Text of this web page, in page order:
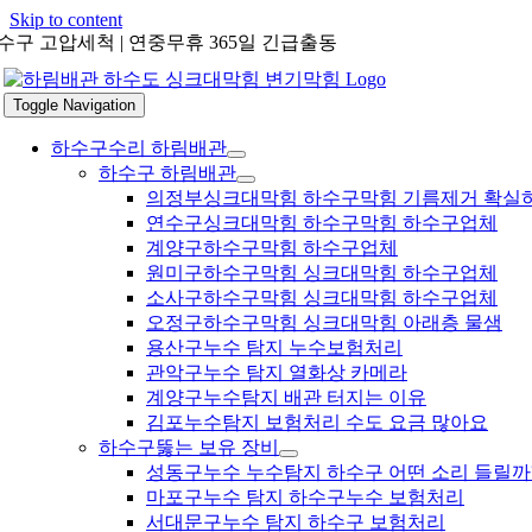
Skip to content
구 고압세척 | 연중무휴 365일 긴급출동
Toggle Navigation
하수구수리 하림배관
하수구 하림배관
의정부싱크대막힘 하수구막힘 기름제거 확실
연수구싱크대막힘 하수구막힘 하수구업체
계양구하수구막힘 하수구업체
원미구하수구막힘 싱크대막힘 하수구업체
소사구하수구막힘 싱크대막힘 하수구업체
오정구하수구막힘 싱크대막힘 아래층 물샘
용산구누수 탐지 누수보험처리
관악구누수 탐지 열화상 카메라
계양구누수탐지 배관 터지는 이유
김포누수탐지 보험처리 수도 요금 많아요
하수구뚫는 보유 장비
성동구누수 누수탐지 하수구 어떤 소리 들릴까
마포구누수 탐지 하수구누수 보험처리
서대문구누수 탐지 하수구 보험처리